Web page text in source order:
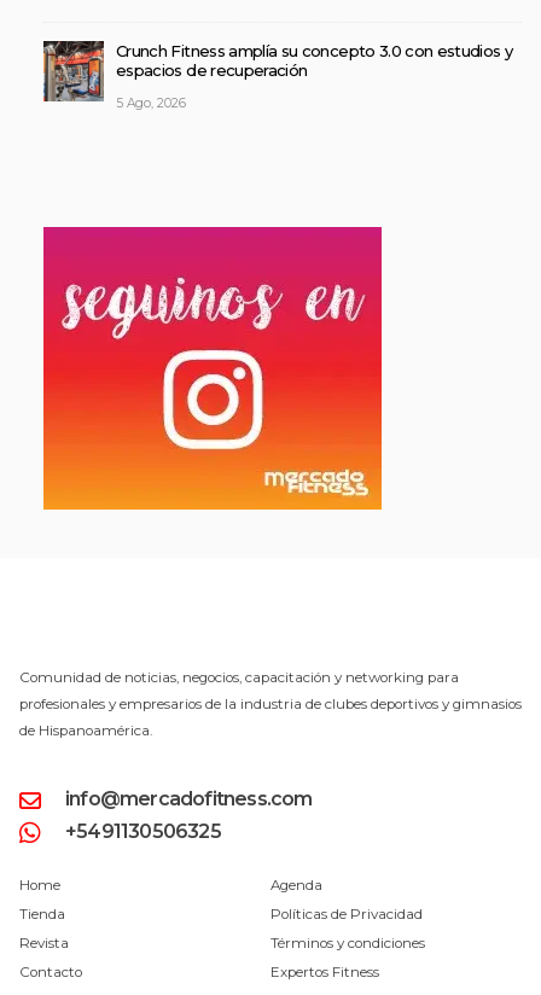
Crunch Fitness amplía su concepto 3.0 con estudios y
espacios de recuperación
5 Ago, 2026
Comunidad de noticias, negocios, capacitación y networking para
profesionales y empresarios de la industria de clubes deportivos y gimnasios
de Hispanoamérica.
info@mercadofitness.com
+5491130506325
Home
Tienda
Revista
Contacto
Agenda
Políticas de Privacidad
Términos y condiciones
Expertos Fitness